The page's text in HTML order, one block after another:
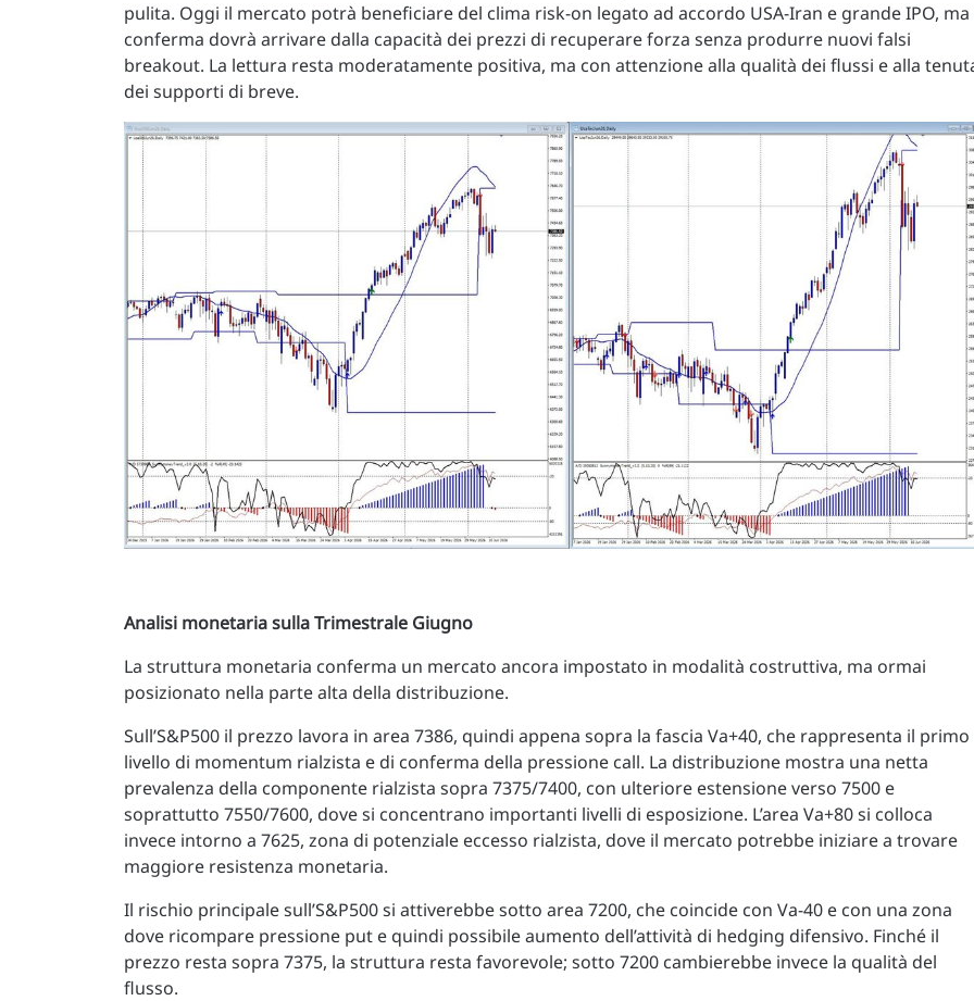
pulita. Oggi il mercato potrà beneficiare del clima risk-on legato ad accordo USA-Iran e grande IPO, ma
conferma dovrà arrivare dalla capacità dei prezzi di recuperare forza senza produrre nuovi falsi
breakout. La lettura resta moderatamente positiva, ma con attenzione alla qualità dei flussi e alla
dei supporti di breve.
Analisi monetaria sulla Trimestrale Giugno
La struttura monetaria conferma un mercato ancora impostato in modalità costruttiva, ma ormai
posizionato nella parte alta della distribuzione.
Sull’S&P500 il prezzo lavora in area 7386, quindi appena sopra la fascia Va+40, che rappresenta il primo
livello di momentum rialzista e di conferma della pressione call. La distribuzione mostra una netta
prevalenza della componente rialzista sopra 7375/7400, con ulteriore estensione verso 7500 e
soprattutto 7550/7600, dove si concentrano importanti livelli di esposizione. L’area Va+80 si colloca
invece intorno a 7625, zona di potenziale eccesso rialzista, dove il mercato potrebbe iniziare a trovare
maggiore resistenza monetaria.
Il rischio principale sull’S&P500 si attiverebbe sotto area 7200, che coincide con Va-40 e con una zona
dove ricompare pressione put e quindi possibile aumento dell’attività di hedging difensivo. Finché il
prezzo resta sopra 7375, la struttura resta favorevole; sotto 7200 cambierebbe invece la qualità del
flusso.